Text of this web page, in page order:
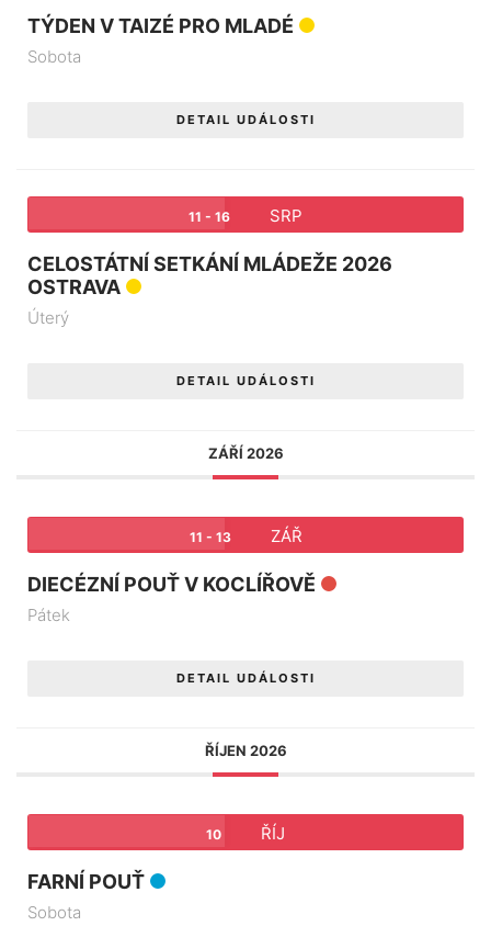
TÝDEN V TAIZÉ PRO MLADÉ
Sobota
DETAIL UDÁLOSTI
11 - 16 SRP
CELOSTÁTNÍ SETKÁNÍ MLÁDEŽE 2026
OSTRAVA
Úterý
DETAIL UDÁLOSTI
ZÁŘÍ 2026
11 - 13 ZÁŘ
DIECÉZNÍ POUŤ V KOCLÍŘOVĚ
Pátek
DETAIL UDÁLOSTI
ŘÍJEN 2026
10 ŘÍJ
FARNÍ POUŤ
Sobota